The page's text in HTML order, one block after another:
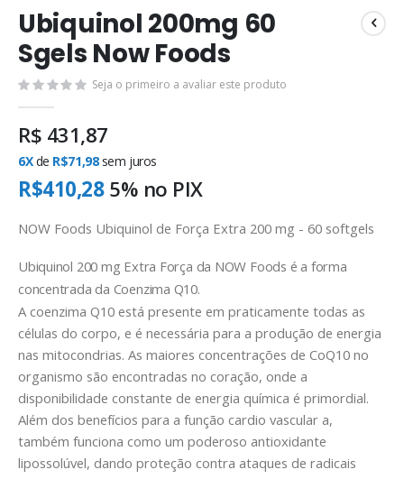
Ubiquinol 200mg 60
Sgels Now Foods
Seja o primeiro a avaliar este produto
R$ 431,87
6Xde R$71,98 sem juros
R$410,285% no PIX
NOW Foods Ubiquinol de Força Extra 200 mg - 60 softgels
Ubiquinol 200 mg Extra Força da NOW Foods é a forma
concentrada da Coenzima Q10.
A coenzima Q10 está presente em praticamente todas as
células do corpo, e é necessária para a produção de energia
nas mitocondrias. As maiores concentrações de CoQ10 no
organismo são encontradas no coração, onde a
disponibilidade constante de energia química é primordial.
Além dos benefícios para a função cardio vascular a,
também funciona como um poderoso antioxidante
lipossolúvel, dando proteção contra ataques de radicais